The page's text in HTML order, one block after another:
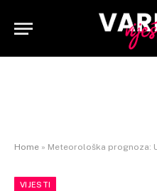
Home » Meteorološka prognoza: U Varešu
VIJESTI